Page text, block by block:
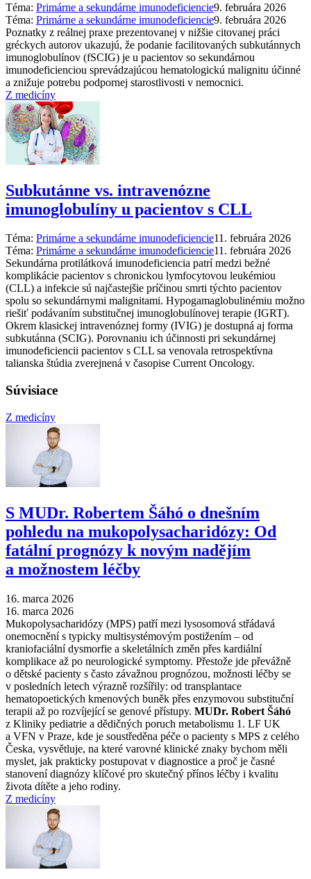
Téma: Primárne a sekundárne imunodeficiencie9. februára 2026
Téma: Primárne a sekundárne imunodeficiencie9. februára 2026
Poznatky z reálnej praxe prezentovanej v nižšie citovanej práci
gréckych autorov ukazujú, že podanie facilitovaných subkutánnych
imunoglobulínov (fSCIG) je u pacientov so sekundárnou
imunodeficienciou sprevádzajúcou hematologickú malignitu účinné
a znižuje potrebu podpornej starostlivosti v nemocnici.
Z medicíny
Subkutánne vs. intravenózne
imunoglobulíny u pacientov s CLL
Téma: Primárne a sekundárne imunodeficiencie11. februára 2026
Téma: Primárne a sekundárne imunodeficiencie11. februára 2026
Sekundárna protilátková imunodeficiencia patrí medzi bežné
komplikácie pacientov s chronickou lymfocytovou leukémiou
(CLL) a infekcie sú najčastejšie príčinou smrti týchto pacientov
spolu so sekundárnymi malignitami. Hypogamaglobulinémiu možno
riešiť podávaním substitučnej imunoglobulínovej terapie (IGRT).
Okrem klasickej intravenóznej formy (IVIG) je dostupná aj forma
subkutánna (SCIG). Porovnaniu ich účinnosti pri sekundárnej
imunodeficiencii pacientov s CLL sa venovala retrospektívna
talianska štúdia zverejnená v časopise Current Oncology.
Súvisiace
Z medicíny
S MUDr. Robertem Šáhó o dnešním
pohledu na mukopolysacharidózy: Od
fatální prognózy k novým nadějím
a možnostem léčby
16. marca 2026
16. marca 2026
Mukopolysacharidózy (MPS) patří mezi lysosomová střádavá
onemocnění s typicky multisystémovým postižením –⁠ od
kraniofaciální dysmorfie a skeletálních změn přes kardiální
komplikace až po neurologické symptomy. Přestože jde převážně
o dětské pacienty s často závažnou prognózou, možnosti léčby se
v posledních letech výrazně rozšířily: od transplantace
hematopoetických kmenových buněk přes enzymovou substituční
terapii až po rozvíjející se genové přístupy. MUDr. Robert Šáhó
z Kliniky pediatrie a dědičných poruch metabolismu 1. LF UK
a VFN v Praze, kde je soustředěna péče o pacienty s MPS z celého
Česka, vysvětluje, na které varovné klinické znaky bychom měli
myslet, jak prakticky postupovat v diagnostice a proč je časné
stanovení diagnózy klíčové pro skutečný přínos léčby i kvalitu
života dítěte a jeho rodiny.
Z medicíny